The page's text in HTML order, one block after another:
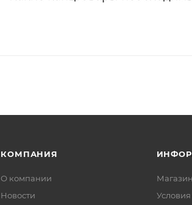
КОМПАНИЯ
О компании
Новости